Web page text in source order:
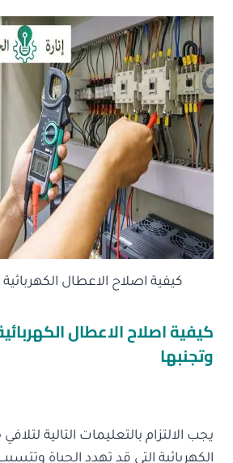
كيفية اصلاح الاعطال الكهربائية
كيفية اصلاح الاعطال
وتجنبها
يجب الالتزام بالتعليمات التالية
الكهربائية التي قد تهدد الحياة